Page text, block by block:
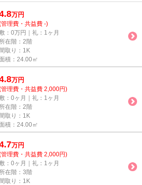
に...
万円
管理費・共益費 -)
敷：0万円｜礼：1ヶ月
所在階：2階
間取り：1K
積：24.00㎡
万円
管理費・共益費 2,000円)
敷：0ヶ月｜礼：1ヶ月
所在階：2階
間取り：1K
積：24.00㎡
万円
管理費・共益費 2,000円)
敷：0ヶ月｜礼：1ヶ月
所在階：3階
間取り：1K